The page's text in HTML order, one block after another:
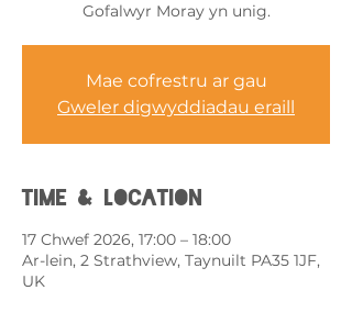
Gofalwyr Moray yn unig.
Mae cofrestru ar gau
Gweler digwyddiadau eraill
Time & Location
17 Chwef 2026, 17:00 – 18:00
Ar-lein, 2 Strathview, Taynuilt PA35 1JF,
UK